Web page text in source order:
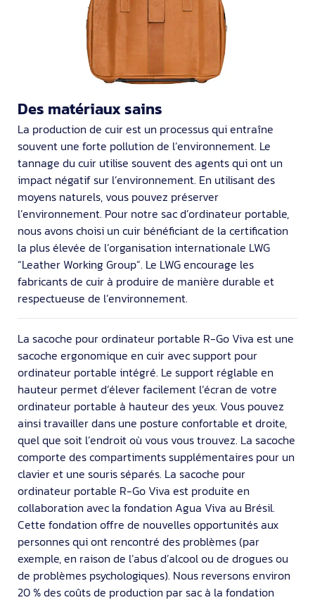
Des matériaux sains
La production de cuir est un processus qui entraîne
souvent une forte pollution de l’environnement. Le
tannage du cuir utilise souvent des agents qui ont un
impact négatif sur l’environnement. En utilisant des
moyens naturels, vous pouvez préserver
l’environnement. Pour notre sac d’ordinateur portable,
nous avons choisi un cuir bénéficiant de la certification
la plus élevée de l’organisation internationale LWG
“Leather Working Group”. Le LWG encourage les
fabricants de cuir à produire de manière durable et
respectueuse de l’environnement.
La sacoche pour ordinateur portable R-Go Viva est une
sacoche ergonomique en cuir avec support pour
ordinateur portable intégré. Le support réglable en
hauteur permet d’élever facilement l’écran de votre
ordinateur portable à hauteur des yeux. Vous pouvez
ainsi travailler dans une posture confortable et droite,
quel que soit l’endroit où vous vous trouvez. La sacoche
comporte des compartiments supplémentaires pour un
clavier et une souris séparés. La sacoche pour
ordinateur portable R-Go Viva est produite en
collaboration avec la fondation Agua Viva au Brésil.
Cette fondation offre de nouvelles opportunités aux
personnes qui ont rencontré des problèmes (par
exemple, en raison de l’abus d’alcool ou de drogues ou
de problèmes psychologiques). Nous reversons environ
20 % des coûts de production par sac à la fondation